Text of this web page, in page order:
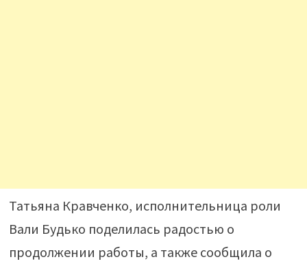
Татьяна Кравченко, исполнительница роли
Вали Будько поделилась радостью о
продолжении работы, а также сообщила о